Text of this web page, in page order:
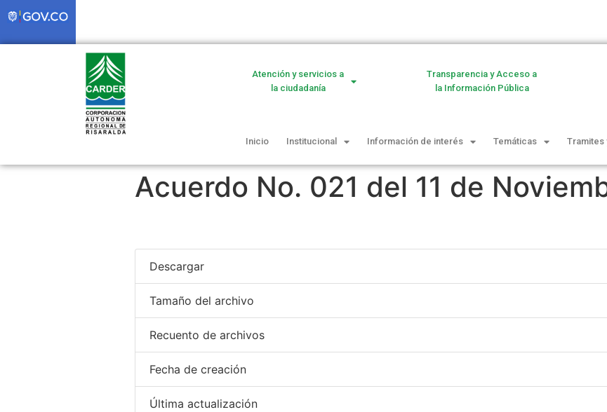
Atención y servicios a
la ciudadanía
Transparencia y Acceso a
la Información Pública
Inicio Institucional Información de interés Temáticas Tramites
Acuerdo No. 021 del 11 de
Descargar
Tamaño del archivo
Recuento de archivos
Fecha de creación
Última actualización